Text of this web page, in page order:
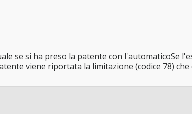
se si ha preso la patente con l'automaticoSe
viene riportata la limitazione (codice 78)